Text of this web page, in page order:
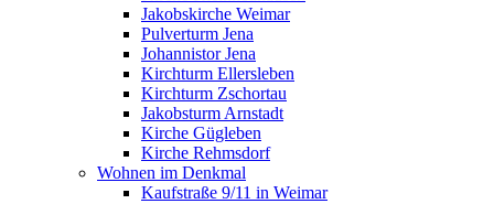
Jakobskirche Weimar
Pulverturm Jena
Johannistor Jena
Kirchturm Ellersleben
Kirchturm Zschortau
Jakobsturm Arnstadt
Kirche Gügleben
Kirche Rehmsdorf
Wohnen im Denkmal
Kaufstraße 9/11 in Weimar